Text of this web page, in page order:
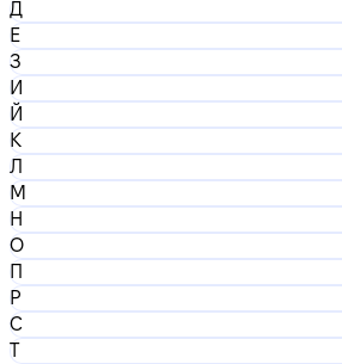
Д
Е
З
И
Й
К
Л
М
Н
О
П
Р
С
Т